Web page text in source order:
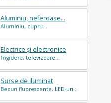
Aluminiu, neferoase...
Aluminiu, cupru...
Electrice și electronice
Frigidere, televizoare...
Surse de iluminat
Becuri fluorescente, LED-uri...